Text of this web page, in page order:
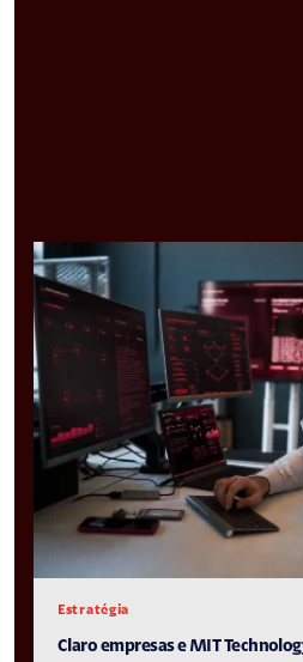
Estratégia
Claro empresas e MIT